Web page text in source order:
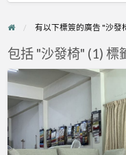
有以下標簽的廣告 "沙發
包括 "沙發椅" (1) 標
上
美
沙
發